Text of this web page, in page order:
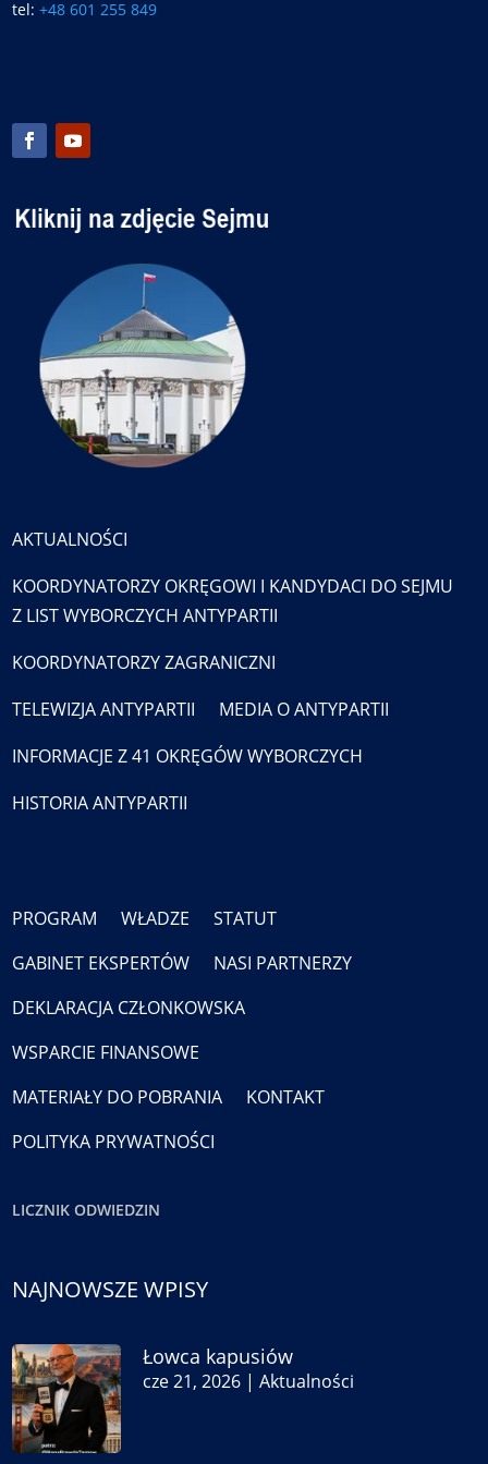
tel:+48 601 255 849
AKTUALNOŚCI
KOORDYNATORZY OKRĘGOWI I KANDYDACI DO SEJMU
Z LIST WYBORCZYCH ANTYPARTII
KOORDYNATORZY ZAGRANICZNI
TELEWIZJA ANTYPARTII
MEDIA O ANTYPARTII
INFORMACJE Z 41 OKRĘGÓW WYBORCZYCH
HISTORIA ANTYPARTII
PROGRAM WŁADZE
STATUT
GABINET EKSPERTÓW
NASI PARTNERZY
DEKLARACJA CZŁONKOWSKA
WSPARCIE FINANSOWE
MATERIAŁY DO POBRANIA
KONTAKT
POLITYKA PRYWATNOŚCI
LICZNIK ODWIEDZIN
NAJNOWSZE WPISY
Łowca kapusiów
cze 21, 2026 |Aktualności